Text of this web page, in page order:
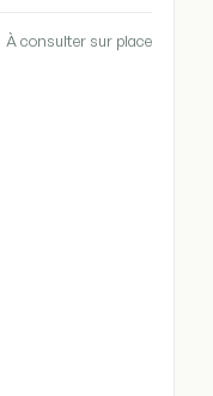
À consulter sur place